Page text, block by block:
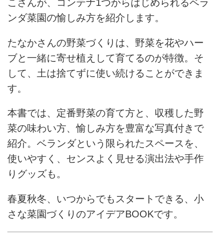
こさんが、コンテナ1つからはじめられるベラ
ンダ菜園の愉しみ方を紹介します。
たなかさんの野菜づくりは、野菜を花やハー
ブと一緒に寄せ植えして育てるのが特徴。そ
して、土は捨てずに使い続けることができま
す。
本書では、定番野菜の育て方と、収穫した野
菜の味わい方、愉しみ方を豊富な写真付きで
紹介。ベランダという限られたスペースを、
使いやすく、センスよく見せる演出法や手作
りグッズも。
春夏秋冬、いつからでもスタートできる、小
さな菜園づくりのアイデアBOOKです。